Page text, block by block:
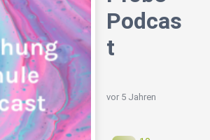
Podcas
t
vor 5 Jahren